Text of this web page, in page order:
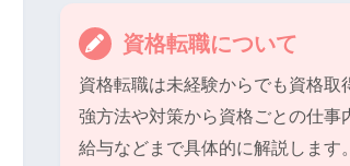
資格転職について
資格転職は未経験からでも資格取
強方法や対策から資格ごとの仕事
給与などまで具体的に解説します